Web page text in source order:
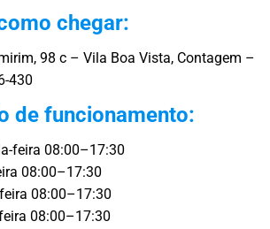
chegar:
98 c – Vila Boa Vista, Contagem –
430
de funcionamento:
feira 08:00–17:30
08:00–17:30
08:00–17:30
08:00–17:30